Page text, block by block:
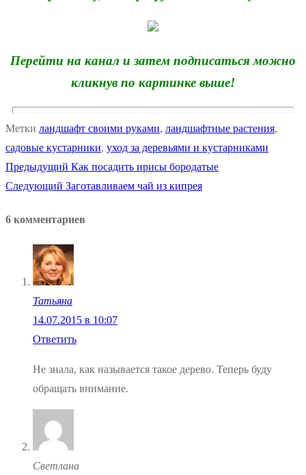
Перейти на канал и затем подписаться можно
кликнув по картинке выше!
Метки ландшафт своими руками, ландшафтные растения,
садовые кустарники, уход за деревьями и кустарниками
Навигация
записям
Предыдущий Предыдущая
запись:
Как посадить ирисы бородатые
Следующий Следующая
Заготавливаем чай из кипрея
6 комментариев
Татьяна
14.07.2015 в 10:07
Ответить
Не знала, как называется такое дерево. Теперь буду
обращать внимание.
Светлана